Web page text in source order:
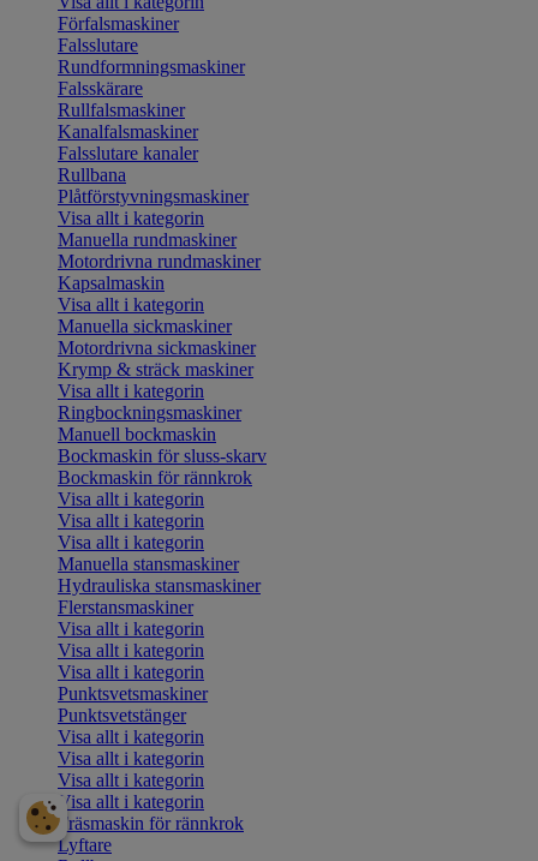
Förfalsmaskiner
Falsslutare
Rundformningsmaskiner
Falsskärare
Rullfalsmaskiner
Kanalfalsmaskiner
Falsslutare kanaler
Rullbana
Plåtförstyvningsmaskiner
Visa allt i kategorin
Manuella rundmaskiner
Motordrivna rundmaskiner
Kapsalmaskin
Visa allt i kategorin
Manuella sickmaskiner
Motordrivna sickmaskiner
Krymp & sträck maskiner
Visa allt i kategorin
Ringbockningsmaskiner
Manuell bockmaskin
Bockmaskin för sluss-skarv
Bockmaskin för rännkrok
Visa allt i kategorin
Visa allt i kategorin
Visa allt i kategorin
Manuella stansmaskiner
Hydrauliska stansmaskiner
Flerstansmaskiner
Visa allt i kategorin
Visa allt i kategorin
Visa allt i kategorin
Punktsvetsmaskiner
Punktsvetstänger
Visa allt i kategorin
Visa allt i kategorin
Visa allt i kategorin
Visa allt i kategorin
Fräsmaskin för rännkrok
Lyftare